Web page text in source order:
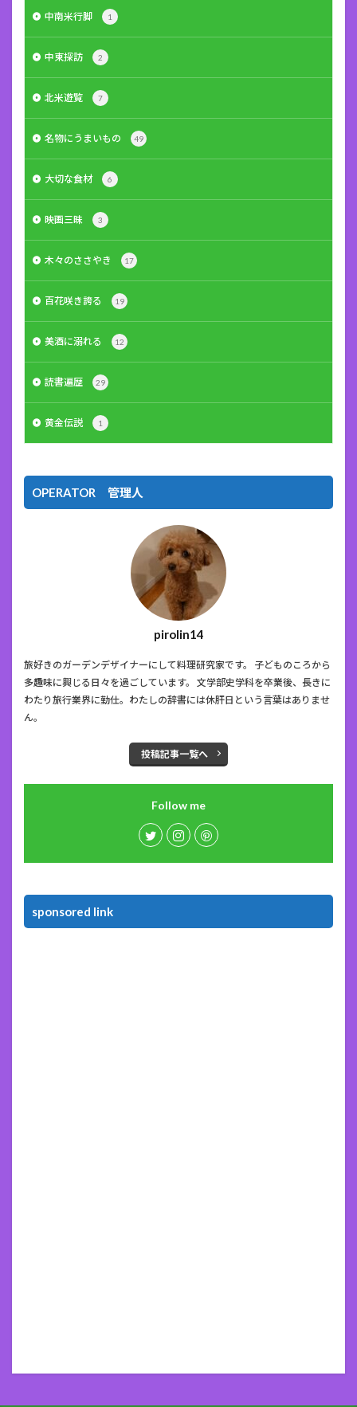
中南米行脚 1
中東探訪 2
北米遊覧 7
名物にうまいもの 49
大切な食材 6
映画三昧 3
木々のささやき 17
百花咲き誇る 19
美酒に溺れる 12
読書遍歴 29
黄金伝説 1
OPERATOR 管理人
pirolin14
旅好きのガーデンデザイナーにして料理研究家です。 子どものころから
多趣味に興じる日々を過ごしています。 文学部史学科を卒業後、長きに
わたり旅行業界に勤仕。わたしの辞書には休肝日という言葉はありませ
ん。
投稿記事一覧へ
Follow me
sponsored link